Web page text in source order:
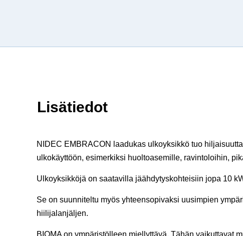
Lisätiedot
NIDEC EMBRACON laadukas ulkoyksikkö tuo
ulkokäyttöön, esimerkiksi huoltoasemille, ravintoloihin,
Ulkoyksikköjä on saatavilla jäähdytyskohteisiin jopa 10
Se on suunniteltu myös yhteensopivaksi uusimpien
hiilijalanjäljen.
BIOMA on ympäristölleen miellyttävä. Tähän vaikuttavat